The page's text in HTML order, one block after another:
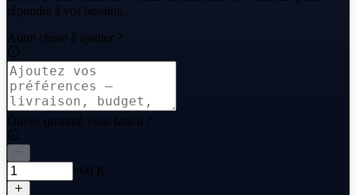
répondre à vos besoins.
Autre chose à ajouter ?
Quelle quantité vous faut-il ?
×00 K